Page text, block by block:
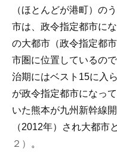
（ほとんどが港町）の
市は、政令指定都市に
の大都市（政令指定都
市圏に位置しているの
治期にはベスト15に入
が政令指定都市になっ
いた熊本が九州新幹線
（2012年）され大都市
２）
。